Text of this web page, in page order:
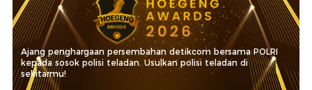
Ajang penghargaan persembahan detikcom bersama POLRI
kepada sosok polisi teladan. Usulkan polisi teladan di
sekitarmu!